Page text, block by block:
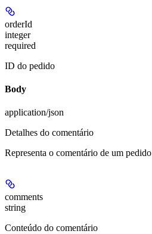
orderId
integer
required
ID do pedido
Body
application/json
Detalhes do comentário
Representa o comentário de um pedido
comments
string
Conteúdo do comentário